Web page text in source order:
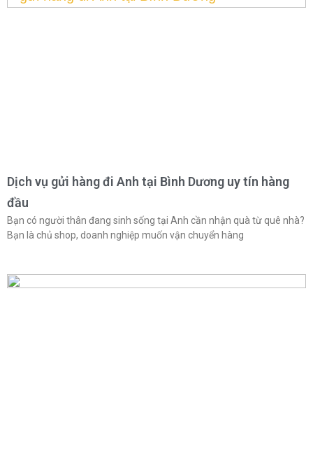
Dịch vụ gửi hàng đi Anh tại Bình Dương uy tín hàng
đầu
Bạn có người thân đang sinh sống tại Anh cần nhận quà từ quê nhà?
Bạn là chủ shop, doanh nghiệp muốn vận chuyển hàng